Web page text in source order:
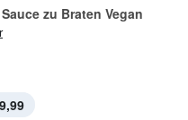
zu Braten Vegan